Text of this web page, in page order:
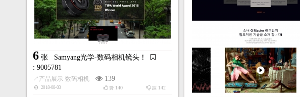
6 张 Samyang光学-数码相机镜头！
: 9005781
↗ 产品展示 数码相机 139
2018-08-03 踩 142
赞 140